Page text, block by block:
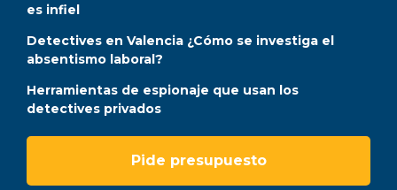
es infiel
Detectives en Valencia ¿Cómo se investiga el
absentismo laboral?
Herramientas de espionaje que usan los
detectives privados
Pide presupuesto